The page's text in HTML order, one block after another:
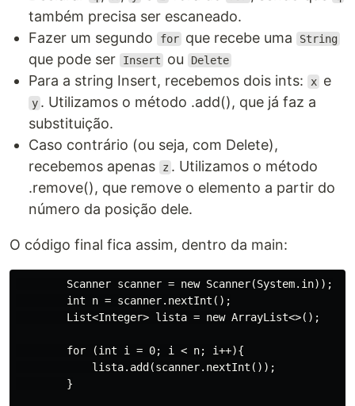
também precisa ser escaneado.
Fazer um segundo
for que recebe uma String
que pode ser Insert ou Delete
Para a string Insert, recebemos dois ints: x e
y . Utilizamos o método .add(), que já faz a
substituição.
Caso contrário (ou seja, com Delete),
recebemos apenas
z . Utilizamos o método
.remove(), que remove o elemento a partir do
número da posição dele.
O código final fica assim, dentro da main:
        Scanner scanner = new Scanner(System.in));
        int n = scanner.nextInt();
        List<Integer> lista = new ArrayList<>();
        for (int i = 0; i < n; i++){
            lista.add(scanner.nextInt());
        }